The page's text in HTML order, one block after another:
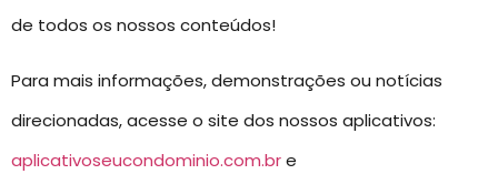
de todos os nossos conteúdos!
Para mais informações, demonstrações ou notícias
direcionadas, acesse o site dos nossos aplicativos:
aplicativoseucondominio.com.bre